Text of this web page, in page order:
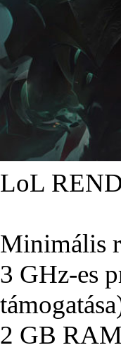
LoL
Minimális
3 GHz-es
2 GB RAM